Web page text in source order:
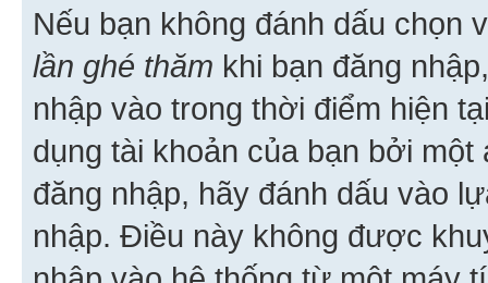
Nếu bạn không đánh dấu chọn
lần ghé thăm khi bạn đăng
nhập vào trong thời điểm hiện
dụng tài khoản của bạn bởi
đăng nhập, hãy đánh dấu vào
nhập. Điều này không được